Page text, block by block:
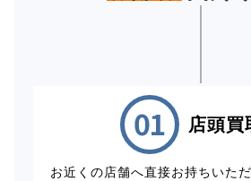
店頭買
お近くの店舗へ直接お持ちいた